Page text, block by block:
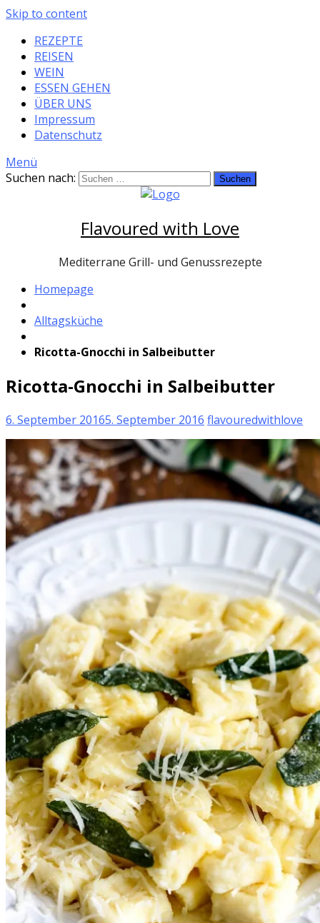
Skip to content
REZEPTE
REISEN
WEIN
ESSEN GEHEN
ÜBER UNS
Impressum
Datenschutz
Menü
Suchen nach:
Flavoured with Love
Mediterrane Grill- und Genussrezepte
Homepage
Alltagsküche
Ricotta-Gnocchi in Salbeibutter
Ricotta-Gnocchi in Salbeibutter
6. September 20165. September 2016 flavouredwithlove